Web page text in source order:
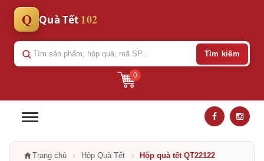
Q Quà Tết 102
0
Tìm kiếm
Trang chủ › Hộp Quà Tết › Hộp quà tết QT22122